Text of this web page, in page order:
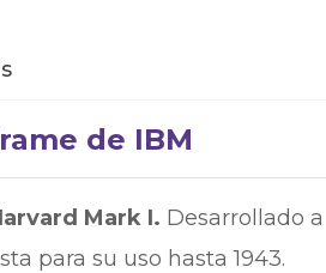
de IBM
Mark I. Desarrollado a
para su uso hasta 1943.